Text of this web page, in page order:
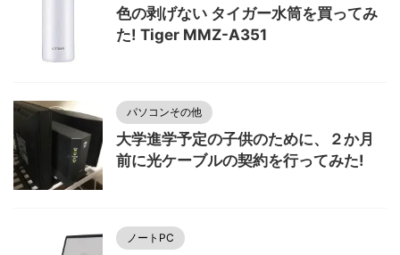
色の剥げない タイガー水筒を買ってみ
た! Tiger MMZ-A351
パソコンその他
大学進学予定の子供のために、２か月
前に光ケーブルの契約を行ってみた!
ノートPC